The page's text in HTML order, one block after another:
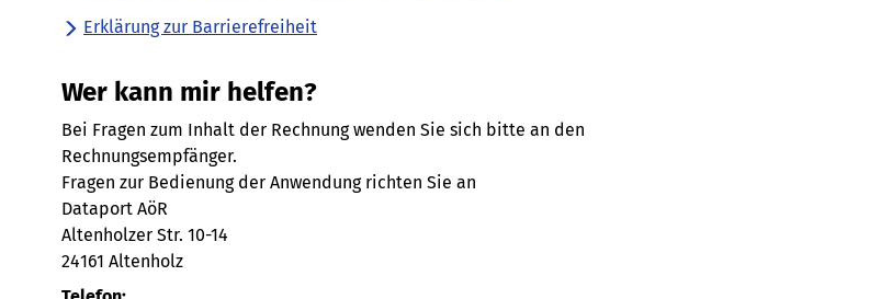
Erklärung zur Barrierefreiheit
Wer kann mir helfen?
Bei Fragen zum Inhalt der Rechnung wenden Sie sich bitte an den
Rechnungsempfänger.
Fragen zur Bedienung der Anwendung richten Sie an
Dataport AöR
Altenholzer Str. 10-14
24161 Altenholz